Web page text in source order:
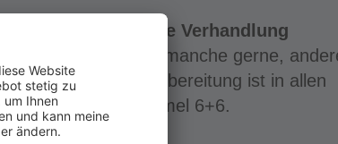
Gespräch ist eine Verhandlung
viele Gespräche – manche gerne,
Eine gründliche Vorbereitung ist in allen
dafür die Formel 6+6.